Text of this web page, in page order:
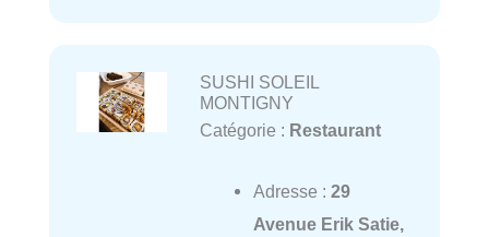
SUSHI SOLEIL
MONTIGNY
Catégorie : Restaurant
Adresse : 29
Avenue Erik Satie,